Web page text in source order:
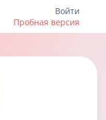
Войти
Пробная версия